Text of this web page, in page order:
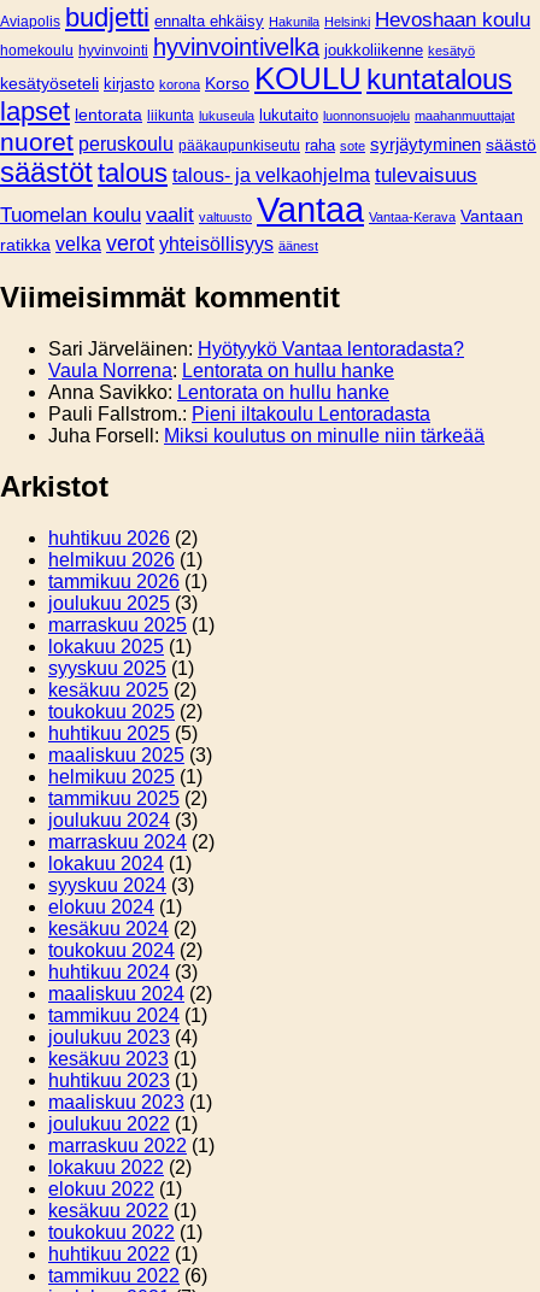
Aviapolis budjetti ennalta ehkäisy Hakunila Helsinki Hevoshaan koulu
homekoulu hyvinvointi hyvinvointivelka joukkoliikenne kesätyö
kesätyöseteli kirjasto korona Korso KOULU kuntatalous
lapset lentorata liikunta lukuseula lukutaito luonnonsuojelu maahanmuuttajat
nuoret peruskoulu pääkaupunkiseutu raha sote syrjäytyminen säästö
säästöttalous talous- ja velkaohjelma tulevaisuus
Tuomelan koulu vaalit valtuusto Vantaa Vantaa-Kerava Vantaan
ratikka velka verot yhteisöllisyys äänest
Viimeisimmät kommentit
Sari Järveläinen: Hyötyykö Vantaa lentoradasta?
Vaula Norrena: Lentorata on hullu hanke
Anna Savikko: Lentorata on hullu hanke
Pauli Fallstrom.: Pieni iltakoulu Lentoradasta
Juha Forsell : Miksi koulutus on minulle niin tärkeää
Arkistot
huhtikuu 2026 (2)
helmikuu 2026 (1)
tammikuu 2026 (1)
joulukuu 2025 (3)
marraskuu 2025 (1)
lokakuu 2025 (1)
syyskuu 2025 (1)
kesäkuu 2025 (2)
toukokuu 2025 (2)
huhtikuu 2025 (5)
maaliskuu 2025 (3)
helmikuu 2025 (1)
tammikuu 2025 (2)
joulukuu 2024 (3)
marraskuu 2024 (2)
lokakuu 2024 (1)
syyskuu 2024 (3)
elokuu 2024 (1)
kesäkuu 2024 (2)
toukokuu 2024 (2)
huhtikuu 2024 (3)
maaliskuu 2024 (2)
tammikuu 2024 (1)
joulukuu 2023 (4)
kesäkuu 2023 (1)
huhtikuu 2023 (1)
maaliskuu 2023 (1)
joulukuu 2022 (1)
marraskuu 2022 (1)
lokakuu 2022 (2)
elokuu 2022 (1)
kesäkuu 2022 (1)
toukokuu 2022 (1)
huhtikuu 2022 (1)
tammikuu 2022 (6)